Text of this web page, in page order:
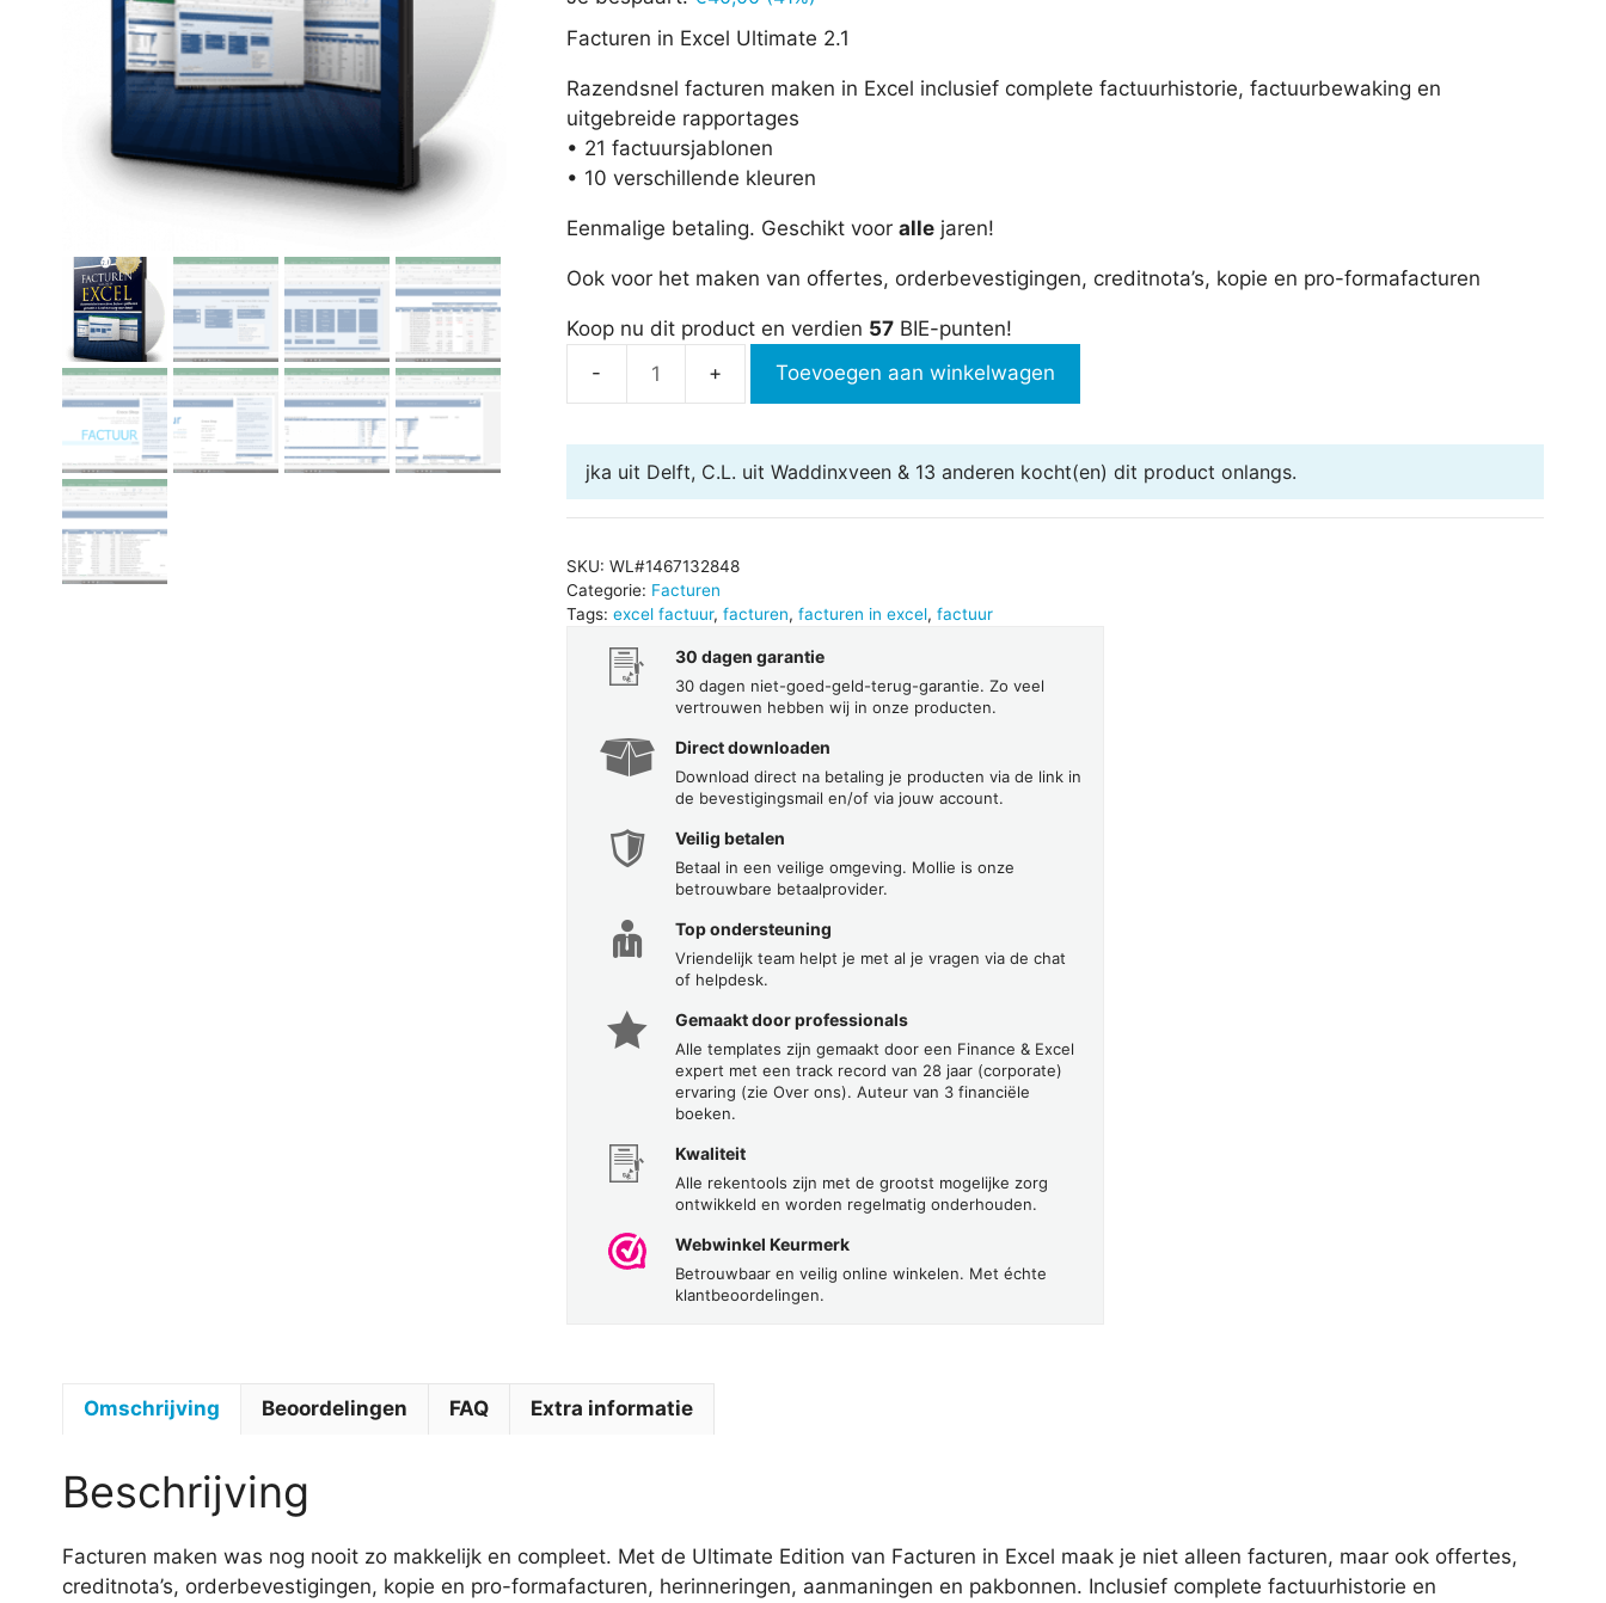
€97,00.€57,00.
Facturen in Excel Ultimate 2.1
Razendsnel facturen maken in Excel inclusief complete factuurhistorie, factuurbewaking en
uitgebreide rapportages
• 21 factuursjablonen
• 10 verschillende kleuren
Eenmalige betaling. Geschikt voor allejaren!
Ook voor het maken van offertes, orderbevestigingen, creditnota’s, kopie en pro-formafacturen
Koop nu dit product en verdien 57BIE-punten!
Excel
Ultimate
aantal
Toevoegen aan winkelwagen
jka uit Delft, C.L. uit Waddinxveen & 13 anderenkocht(en) dit product onlangs.
SKU: WL#1467132848
Categorie: Facturen
Tags: excel factuur, facturen, facturen in excel, factuur
30 dagen garantie
30 dagen niet-goed-geld-terug-garantie. Zo veel
vertrouwen hebben wij in onze producten.
Direct downloaden
Download direct na betaling je producten via de link in
de bevestigingsmail en/of via jouw account.
Veilig betalen
Betaal in een veilige omgeving. Mollie is onze
betrouwbare betaalprovider.
Top ondersteuning
Vriendelijk team helpt je met al je vragen via de chat
of helpdesk.
Gemaakt door professionals
Alle templates zijn gemaakt door een Finance & Excel
expert met een track record van 28 jaar (corporate)
ervaring (zie Over ons). Auteur van 3 financiële
boeken.
Kwaliteit
Alle rekentools zijn met de grootst mogelijke zorg
ontwikkeld en worden regelmatig onderhouden.
Webwinkel Keurmerk
Betrouwbaar en veilig online winkelen. Met échte
klantbeoordelingen.
Omschrijving Beoordelingen FAQ Extra informatie
Beschrijving
Facturen maken was nog nooit zo makkelijk en compleet. Met de Ultimate Edition van Facturen in Excel maak je niet alleen facturen, maar ook offertes,
creditnota’s, orderbevestigingen, kopie en pro-formafacturen, herinneringen, aanmaningen en pakbonnen. Inclusief complete factuurhistorie en